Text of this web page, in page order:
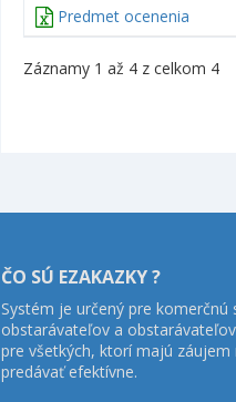
Predmet ocenenia
Záznamy 1 až 4 z celkom 4
ČO SÚ EZAKAZKY ?
Systém je určený pre komerčnú
obstarávateľov a
pre všetkých, ktorí majú záujem
predávať efektívne.